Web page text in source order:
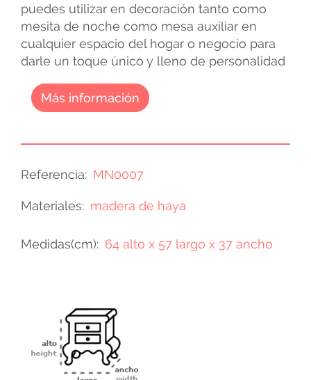
puedes utilizar en decoración tanto como
mesita de noche como mesa auxiliar en
cualquier espacio del hogar o negocio para
darle un toque único y lleno de personalidad
Más información
Referencia MN0007
Materiales madera de haya
Medidas(cm) 64 alto x 57 largo x 37 ancho